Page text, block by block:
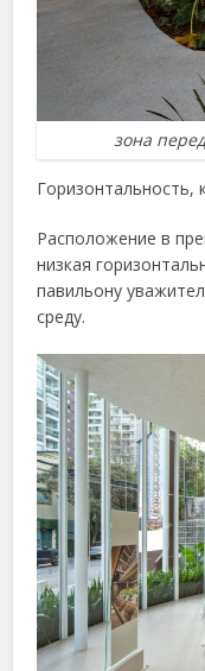
зона
Горизонтальность,
Расположение в
низкая
павильону
среду.